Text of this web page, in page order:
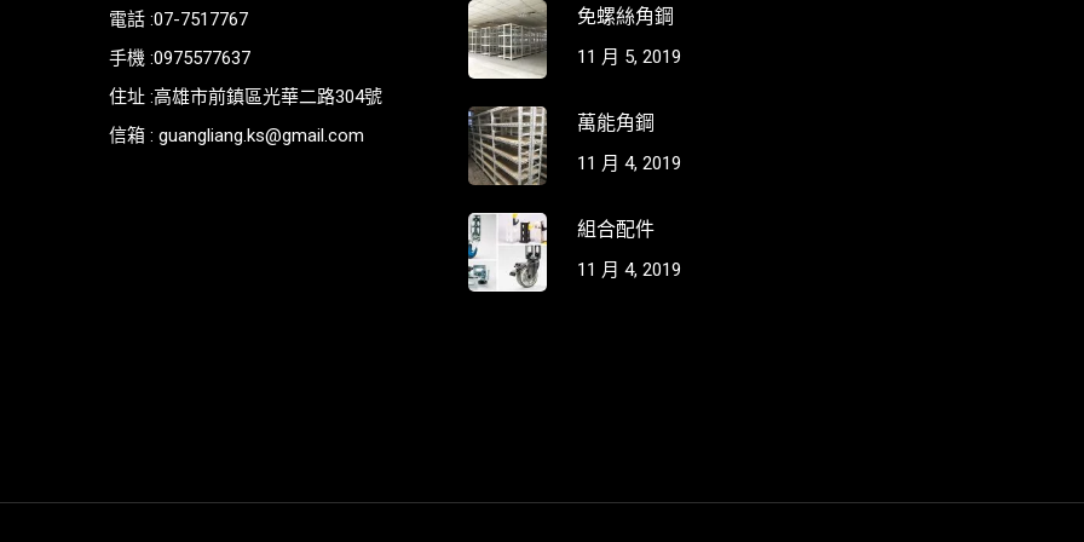
電話 :07-7517767
手機 :0975577637
住址 :高雄市前鎮區光華二路304號
信箱 : guangliang.ks@gmail.com
免螺絲角鋼
11 月 5, 2019
萬能角鋼
11 月 4, 2019
組合配件
11 月 4, 2019